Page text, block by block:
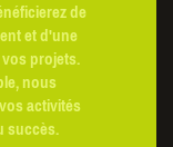
de
et d'une
projets.
nous
activités
succès.